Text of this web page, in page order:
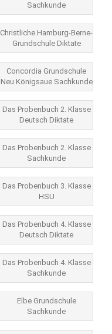
Sachkunde
Christliche Hamburg-Berne-
Grundschule Diktate
Concordia Grundschule
Neu Königsaue Sachkunde
Das Probenbuch 2. Klasse
Deutsch Diktate
Das Probenbuch 2. Klasse
Sachkunde
Das Probenbuch 3. Klasse
HSU
Das Probenbuch 4. Klasse
Deutsch Diktate
Das Probenbuch 4. Klasse
Sachkunde
Elbe Grundschule
Sachkunde